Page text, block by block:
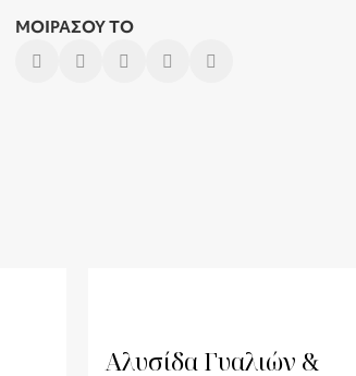
ΜΟΙΡΑΣΟΥ ΤΟ
Αλυσίδα Γυαλιών &